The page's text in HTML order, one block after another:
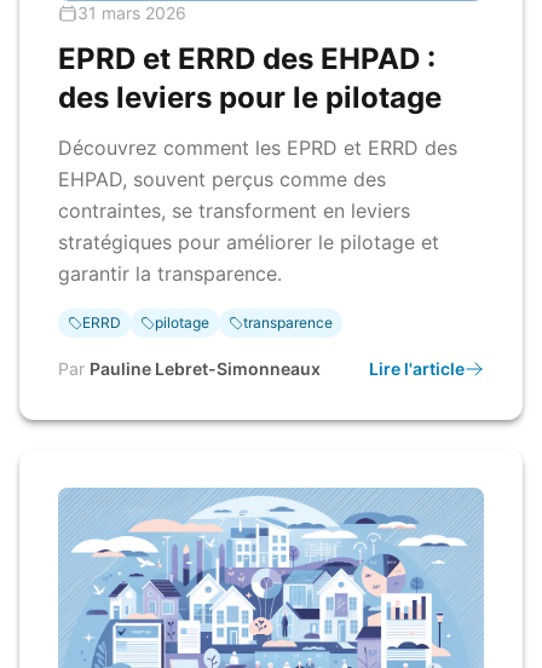
31 mars 2026
EPRD et ERRD des EHPAD :
des leviers pour le pilotage
Découvrez comment les EPRD et ERRD des
EHPAD, souvent perçus comme des
contraintes, se transforment en leviers
stratégiques pour améliorer le pilotage et
garantir la transparence.
ERRD pilotage transparence
Par Pauline Lebret-Simonneaux Lire l'article